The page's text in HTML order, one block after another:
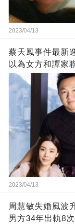
2023/04/13
蔡天鳳事件最新
以為女方和譚家
2023/04/13
周慧敏失婚風波
男方34年出軌8次